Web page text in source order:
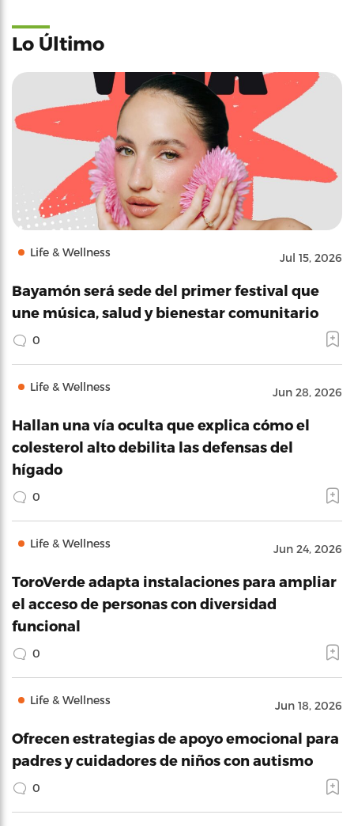
Lo Último
Life & Wellness Jul 15, 2026
Bayamón será sede del primer festival que
une música, salud y bienestar comunitario
0
Life & Wellness Jun 28, 2026
Hallan una vía oculta que explica cómo el
colesterol alto debilita las defensas del
hígado
0
Life & Wellness Jun 24, 2026
ToroVerde adapta instalaciones para ampliar
el acceso de personas con diversidad
funcional
0
Life & Wellness Jun 18, 2026
Ofrecen estrategias de apoyo emocional para
padres y cuidadores de niños con autismo
0